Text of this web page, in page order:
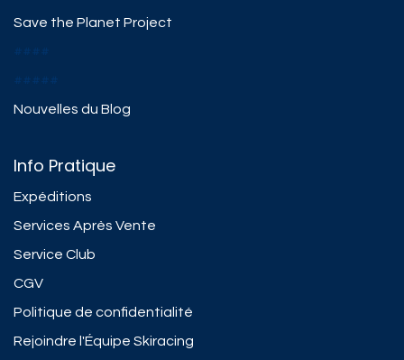
Save the Planet Project
####
#####
Nouvelles du Blog
Info Pratique
Expéditions
Services Après Vente
Service Club
CGV
Politique de confidentialité
Rejoindre l'Équipe Skiracing